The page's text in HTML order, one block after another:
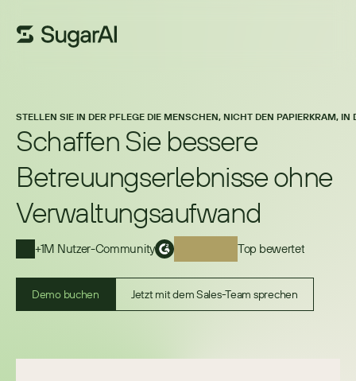
STELLEN SIE IN DER PFLEGE DIE MENSCHEN, NICHT DEN PAPIERKRAM, IN
Schaffen Sie bessere
Betreuungserlebnisse ohne
Verwaltungsaufwand
+1M Nutzer-Community Top bewertet
Demo buchen Jetzt mit dem Sales-Team sprechen